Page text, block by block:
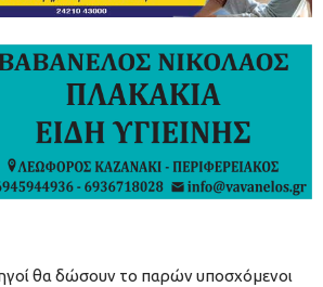
θα δώσουν το παρών υποσχόμενοι